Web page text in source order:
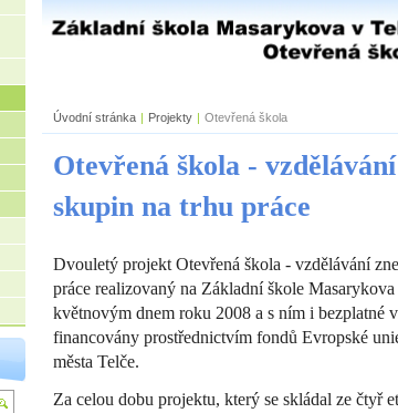
Úvodní stránka | Projekty | Otevřená škola
Otevřená škola -
skupin na trhu práce
Dvouletý projekt Otevřená škola - vzdělávání
práce realizovaný na Základní škole
květnovým dnem roku 2008 a s ním i bezplatné
financovány prostřednictvím fondů Evropské
města Telče.
Za celou dobu projektu, který se skládal ze čtyř